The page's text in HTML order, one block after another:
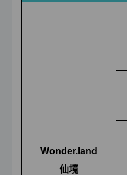
Wonder.land
仙境